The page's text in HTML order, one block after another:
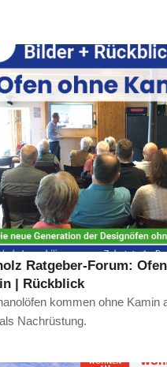
Ratgeber-Forum:
| Rückblick
kommen ohne Kamin
Nachrüstung.